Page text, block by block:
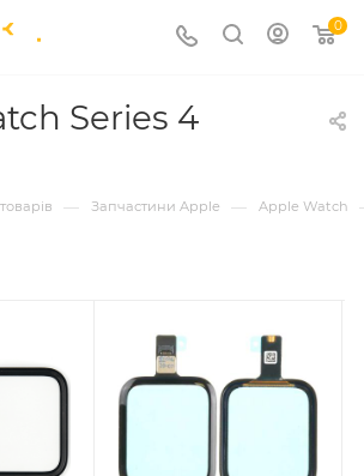
0
Series 4
— Запчастини Apple — Apple Watch